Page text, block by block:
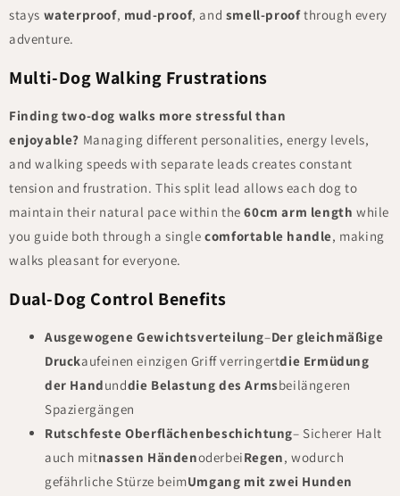
stays waterproof, mud-proof, and smell-proofthrough every
adventure.
Multi-Dog Walking Frustrations
Finding two-dog walks more stressful than
enjoyable? Managing different personalities, energy levels,
and walking speeds with separate leads creates constant
tension and frustration. This split lead allows each dog to
maintain their natural pace within the 60cm arm length while
you guide both through a single comfortable handle, making
walks pleasant for everyone.
Dual-Dog Control Benefits
Ausgewogene Gewichtsverteilung–Der gleichmäßige
Druckaufeinen einzigen Griff verringertdie Ermüdung
der Handunddie Belastung des Armsbeilängeren
Spaziergängen
Rutschfeste Oberflächenbeschichtung– Sicherer Halt
auch mitnassen HändenoderbeiRegen, wodurch
gefährliche Stürze beimUmgang mit zwei Hunden